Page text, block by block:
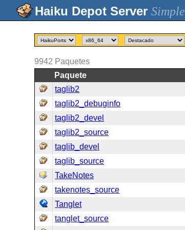
Simple
9942 Paquetes
Paquete
taglib2
taglib2_debuginfo
taglib2_devel
taglib2_source
taglib_devel
taglib_source
TakeNotes
takenotes_source
Tanglet
tanglet_source